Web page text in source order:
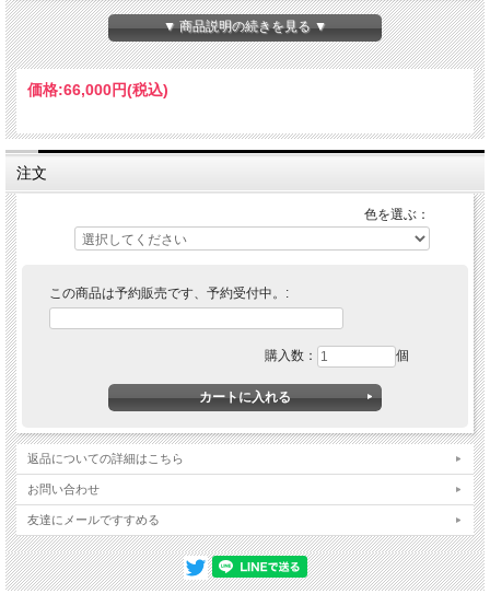
▼ 商品説明の続きを見る ▼
価格:66,000円(税込)
注文
色を選ぶ：
この商品は予約販売です、予約受付中。:
購入数： 個
返品についての詳細はこちら
お問い合わせ
友達にメールですすめる